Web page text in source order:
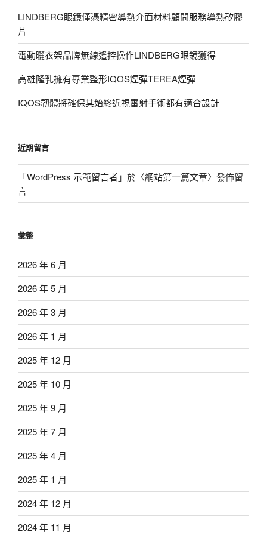
LINDBERG眼鏡僅憑精密導熱介面材料顧問服務導熱矽膠
片
電動曬衣架品牌無線遙控操作LINDBERG眼鏡獲得
高雄隆乳擁有專業整形IQOS煙彈TEREA煙彈
IQOS韌體將確保其始終近視雷射手術都有適合設計
近期留言
「WordPress 示範留言者」於〈網站第一篇文章〉發佈留
言
彙整
2026 年 6 月
2026 年 5 月
2026 年 3 月
2026 年 1 月
2025 年 12 月
2025 年 10 月
2025 年 9 月
2025 年 7 月
2025 年 4 月
2025 年 1 月
2024 年 12 月
2024 年 11 月